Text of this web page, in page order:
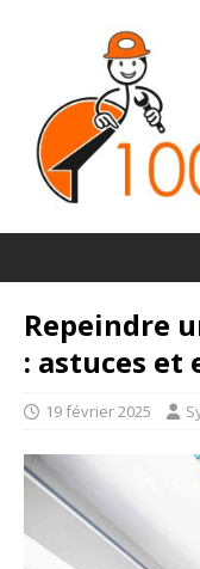
Repeindre
: astuces et
19 février 2025